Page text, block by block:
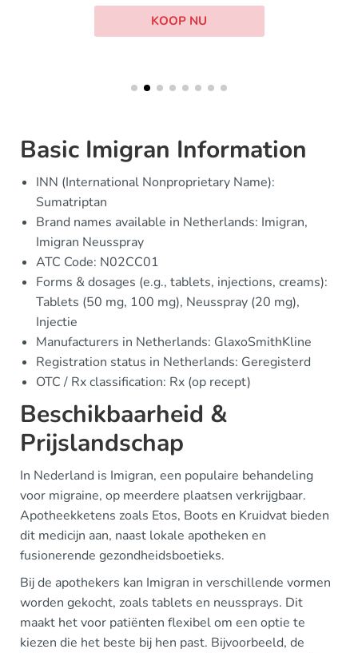
KOOP NU
Basic Imigran Information
INN (International Nonproprietary Name):
Sumatriptan
Brand names available in Netherlands: Imigran,
Imigran Neusspray
ATC Code: N02CC01
Forms & dosages (e.g., tablets, injections, creams):
Tablets (50 mg, 100 mg), Neusspray (20 mg),
Injectie
Manufacturers in Netherlands: GlaxoSmithKline
Registration status in Netherlands: Geregisterd
OTC / Rx classification: Rx (op recept)
Beschikbaarheid &
Prijslandschap
In Nederland is Imigran, een populaire behandeling
voor migraine, op meerdere plaatsen verkrijgbaar.
Apotheekketens zoals Etos, Boots en Kruidvat bieden
dit medicijn aan, naast lokale apotheken en
fusionerende gezondheidsboetieks.
Bij de apothekers kan Imigran in verschillende vormen
worden gekocht, zoals tablets en neussprays. Dit
maakt het voor patiënten flexibel om een optie te
kiezen die het beste bij hen past. Bijvoorbeeld, de